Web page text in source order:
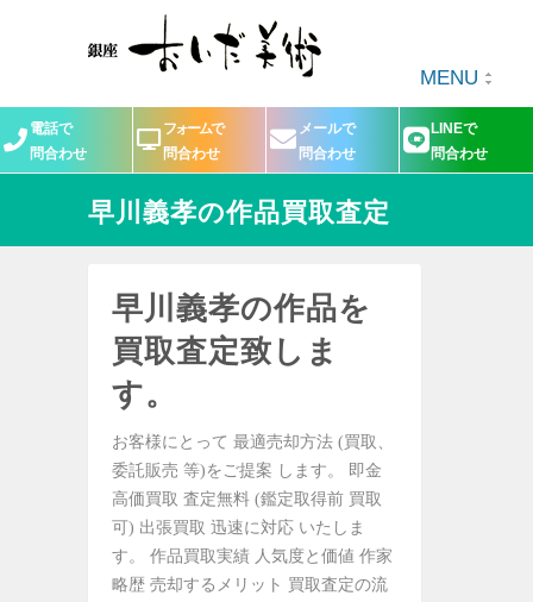
MENU
電話で
問合わせ
フォームで
問合わせ
メールで
問合わせ
LINEで
問合わせ
早川義孝の作品買取査定
早川義孝の作品を
買取査定致しま
す。
お客様にとって 最適売却方法 (買取、
委託販売 等)をご提案 します。 即金
高価買取 査定無料 (鑑定取得前 買取
可) 出張買取 迅速に対応 いたしま
す。 作品買取実績 人気度と価値 作家
略歴 売却するメリット 買取査定の流